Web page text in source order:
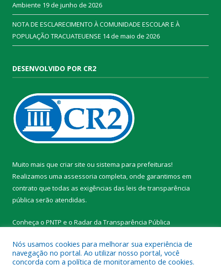
Ambiente 19 de junho de 2026
NOTA DE ESCLARECIMENTO À COMUNIDADE ESCOLAR E À
POPULAÇÃO TRACUATEUENSE 14 de maio de 2026
DESENVOLVIDO POR CR2
Muito mais que criar site ou sistema para prefeituras!
Realizamos uma assessoria completa, onde garantimos em
contrato que todas as exigências das leis de transparência
pública serão atendidas.
Conheça o PNTP e o Radar da Transparência Pública
Nós usamos cookies para melhorar sua experiência de
navegação no portal. Ao utilizar nosso portal, você
concorda com a política de monitoramento de cookies.